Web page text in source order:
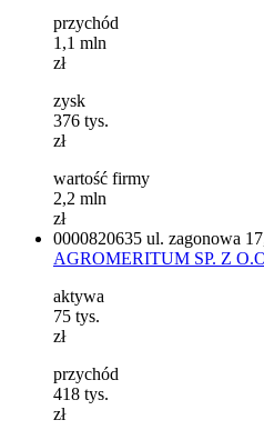
przychód
1,1 mln
zł
zysk
376 tys.
zł
wartość firmy
2,2 mln
zł
0000820635 ul. zagonowa
AGROMERITUM SP. Z
aktywa
75 tys.
zł
przychód
418 tys.
zł